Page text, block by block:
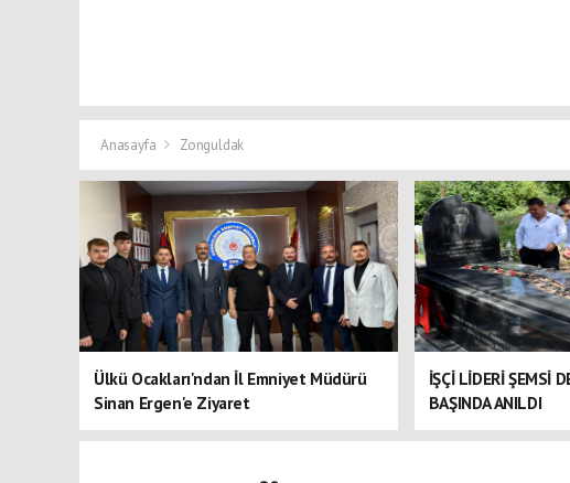
Anasayfa Zonguldak
Ülkü Ocakları'ndan İl Emniyet Müdürü
Sinan Ergen'e Ziyaret
İŞÇİ LİDERİ ŞEMSİ
BAŞINDA ANILDI